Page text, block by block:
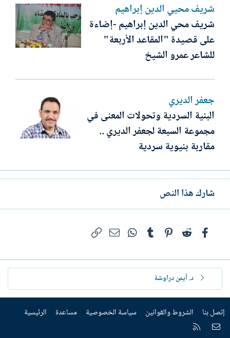
شريف محيي الدين إبراهيم
شريف محي الدين إبراهيم -إضاءة
على قصيدة "المقاعد الأربعة"
للشاعر عمرو الشيخ
جعفر الديري
البنية السردية وتحولات المعنى في
مجموعة السبعة لجعفر الديري ..
مقاربة بنيوية سردية
شارك هذا النص
فيسبوكReddit
Pinterest
Tumblr
WhatsAppالبريد الإلكتروني
د. أيمن دراوشة
إتصل بنا الشروط والقوانين سياسة الخصوصية مساعدة الرئيسية
إتصل بنا